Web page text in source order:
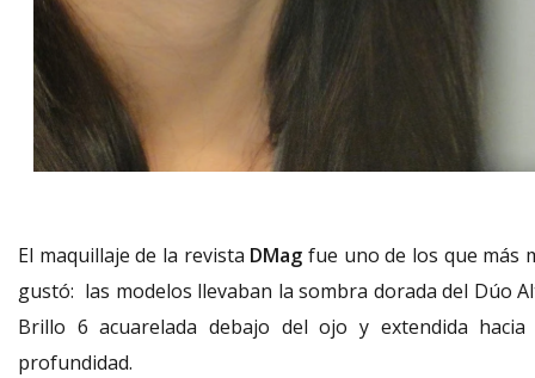
El maquillaje de la revista DMag fue uno de los que más
gustó: las modelos llevaban la sombra dorada del Dúo
Brillo 6 acuarelada debajo del ojo y extendida hacia
profundidad.